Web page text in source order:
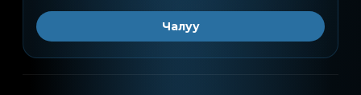
Чалуу